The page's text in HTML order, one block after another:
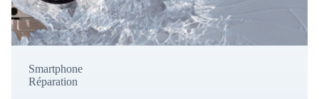
Smartphone
Réparation